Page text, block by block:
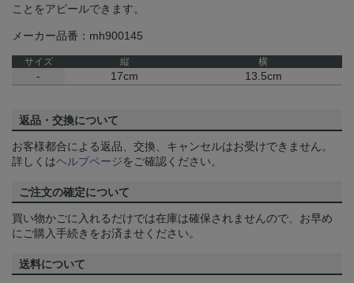
ことをアピールできます。
メーカー品番：mh900145
サイズ 縦 横
- 17cm 13.5cm
返品・交換について
お客様都合による返品、交換、キャンセルはお受けできません。
詳しくはヘルプページをご確認ください。
ご注文の確定について
買い物かごに入れるだけでは在庫は確保されませんので、お早め
にご購入手続きをお済ませください。
送料について